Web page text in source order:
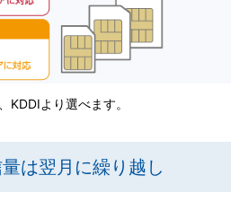
KDDIより選べます。
は翌月に繰り越し